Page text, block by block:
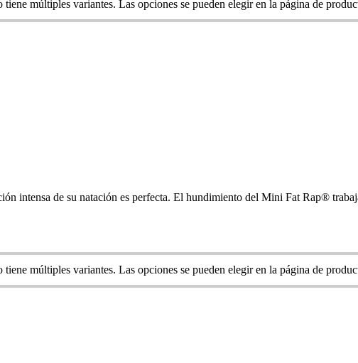
tiene múltiples variantes. Las opciones se pueden elegir en la página de
intensa de su natación es perfecta. El hundimiento del Mini Fat Rap®
tiene múltiples variantes. Las opciones se pueden elegir en la página de